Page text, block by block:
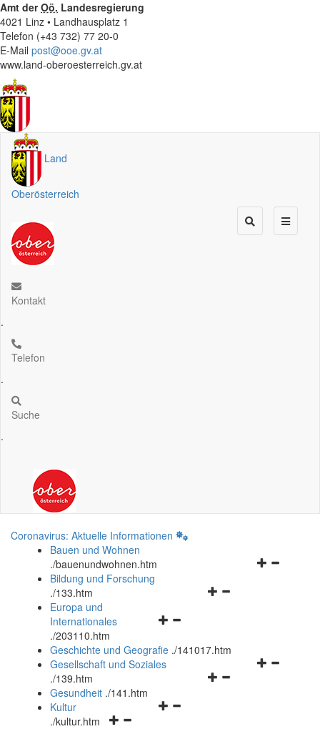
Amt derOö. Landesregierung
4021 Linz • Landhausplatz 1
Telefon (+43 732) 77 20-0
E-Mail post@ooe.gv.at
www.land-oberoesterreich.gv.at
Land
Oberösterreich
Kontakt
.
Telefon
.
Suche
.
Coronavirus: Aktuelle Informationen
Bauen und Wohnen
./bauenundwohnen.htm
Navigationsmenü
Bildung und Forschung
./133.htm
Navigationsmenü
und
schließen
Europa und
Internationales
./203110.htm
Geschichte und Geografie ./141017.htm
Navigationsmenü
Gesellschaft und Soziales
./139.htm
Navigationsmenü
Gesundheit ./141.htm
Navigationsmenü
Kultur
./kultur.htm